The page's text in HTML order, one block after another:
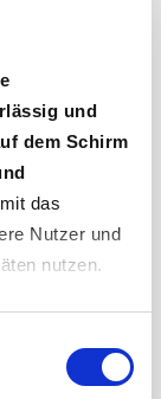
und
dem Schirm
das
Nutzer und
nutzen.
dem nicht